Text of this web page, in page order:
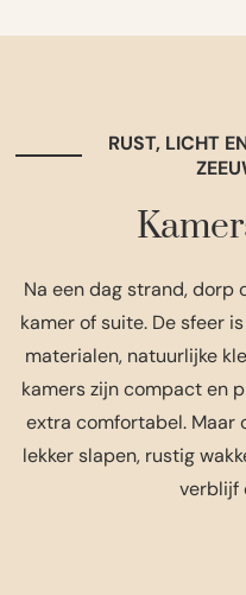
RUST, LICHT
Na een dag strand, dorp
kamer of suite. De sfeer
materialen, natuurlijke
kamers zijn compact en
extra comfortabel. Maar
lekker slapen, rustig
verblijf